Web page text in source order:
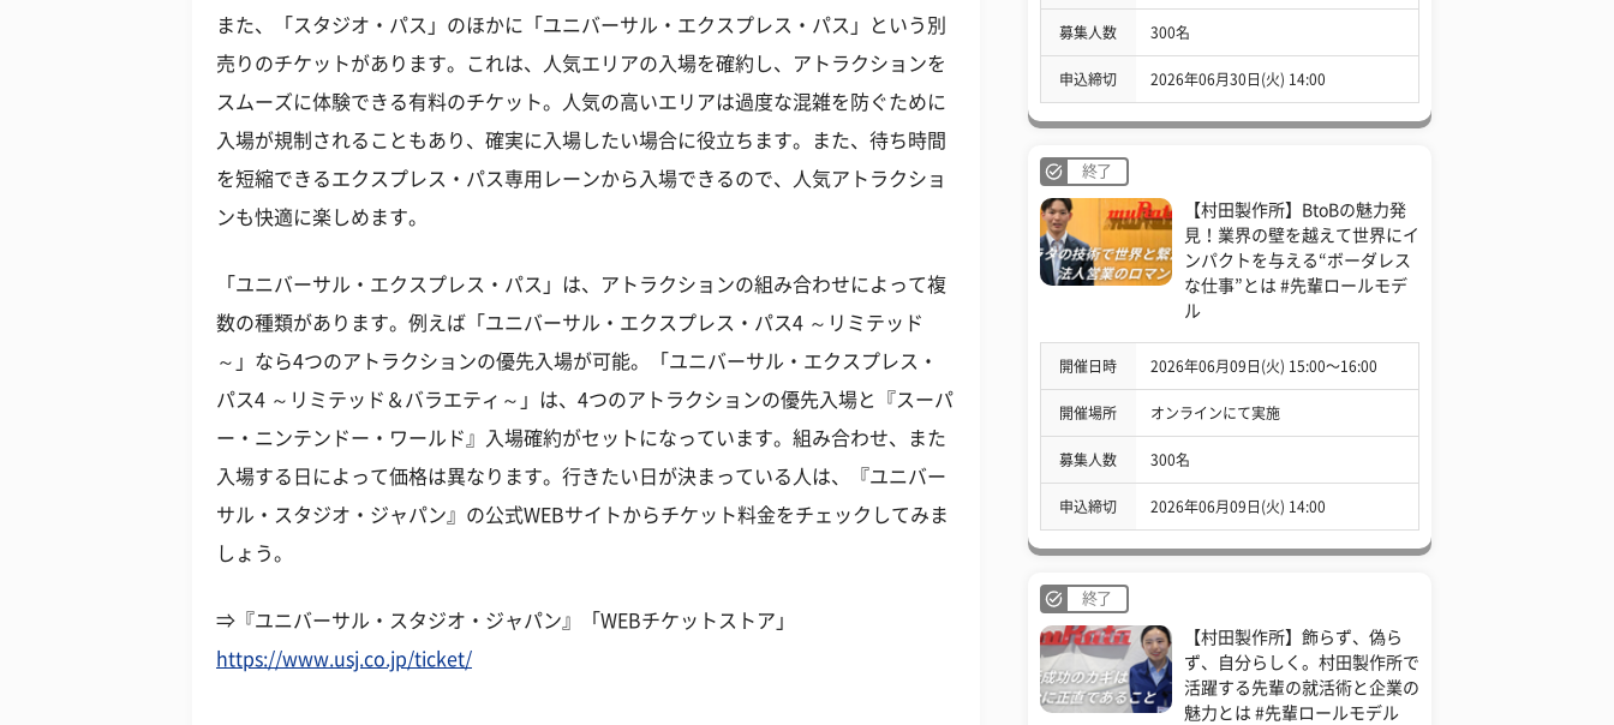
また、「スタジオ・パス」のほかに「ユニバーサル・エクスプレス・パス」という別
売りのチケットがあります。これは、人気エリアの入場を確約し、アトラクションを
スムーズに体験できる有料のチケット。人気の高いエリアは過度な混雑を防ぐために
入場が規制されることもあり、確実に入場したい場合に役立ちます。また、待ち時間
を短縮できるエクスプレス・パス専用レーンから入場できるので、人気アトラクショ
ンも快適に楽しめます。
「ユニバーサル・エクスプレス・パス」は、アトラクションの組み合わせによって複
数の種類があります。例えば「ユニバーサル・エクスプレス・パス4 ～リミテッド
～」なら4つのアトラクションの優先入場が可能。「ユニバーサル・エクスプレス・
パス4 ～リミテッド＆バラエティ～」は、4つのアトラクションの優先入場と『スーパ
ー・ニンテンドー・ワールド』入場確約がセットになっています。組み合わせ、また
入場する日によって価格は異なります。行きたい日が決まっている人は、『ユニバー
サル・スタジオ・ジャパン』の公式WEBサイトからチケット料金をチェックしてみま
しょう。
⇒『ユニバーサル・スタジオ・ジャパン』「WEBチケットストア」
https://www.usj.co.jp/ticket/
募集人数 300名
申込締切 2026年06月30日(火) 14:00
終了
【村田製作所】BtoBの魅力発
見！業界の壁を越えて世界にイ
ンパクトを与える“ボーダレス
な仕事”とは #先輩ロールモデ
ル
開催日時 2026年06月09日(火) 15:00〜16:00
開催場所 オンラインにて実施
募集人数 300名
申込締切 2026年06月09日(火) 14:00
終了
【村田製作所】飾らず、偽ら
ず、自分らしく。村田製作所で
活躍する先輩の就活術と企業の
魅力とは #先輩ロールモデル